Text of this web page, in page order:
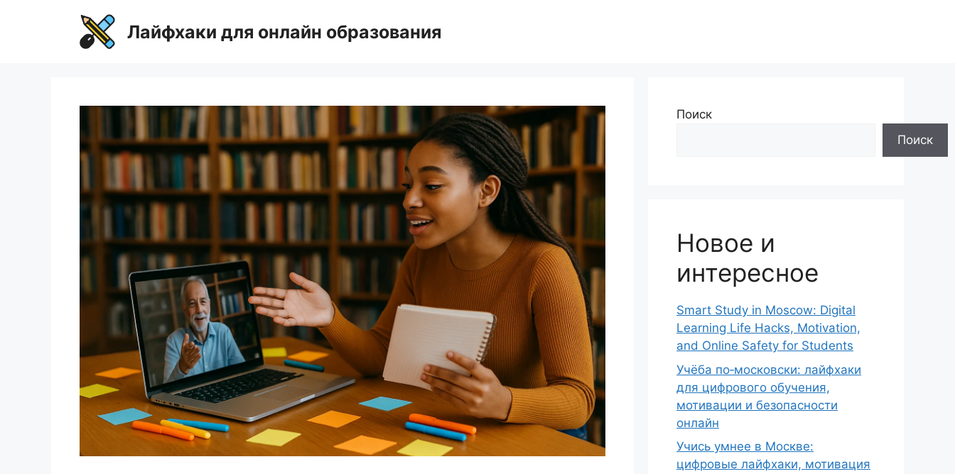
содержимому
Лайфхаки для онлайн образования
Поиск
Поиск
Новое и
интересное
Smart Study in Moscow: Digital
Learning Life Hacks, Motivation,
and Online Safety for Students
Учёба по‑московски: лайфхаки
для цифрового обучения,
мотивации и безопасности
онлайн
Учись умнее в Москве:
цифровые лайфхаки, мотивация